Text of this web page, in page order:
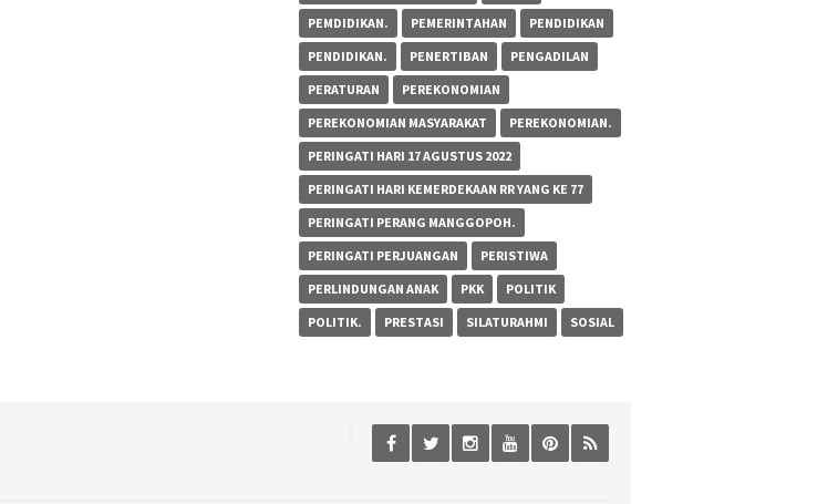
PEMDIDIKAN.
PEMERINTAHAN
PENDIDIKAN
PENDIDIKAN.
PENERTIBAN
PENGADILAN
PERATURAN
PEREKONOMIAN
PEREKONOMIAN MASYARAKAT
PEREKONOMIAN.
PERINGATI HARI 17 AGUSTUS 2022
PERINGATI HARI KEMERDEKAAN RR YANG KE 77
PERINGATI PERANG MANGGOPOH.
PERINGATI PERJUANGAN
PERISTIWA
PERLINDUNGAN ANAK
PKK
POLITIK
POLITIK.
PRESTASI SILATURAHMI SOSIAL